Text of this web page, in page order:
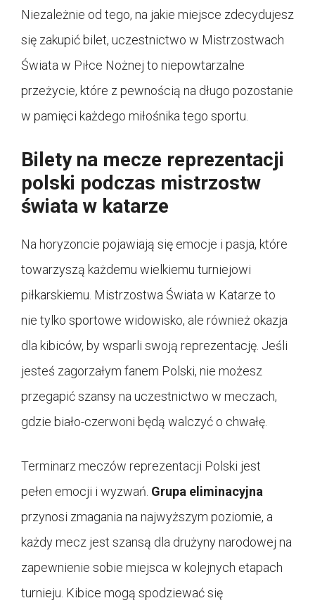
Niezależnie od tego, na jakie miejsce zdecydujesz
się zakupić bilet, uczestnictwo w Mistrzostwach
Świata w Piłce Nożnej to niepowtarzalne
przeżycie, które z pewnością na długo pozostanie
w pamięci każdego miłośnika tego sportu.
Bilety na mecze reprezentacji
polski podczas mistrzostw
świata w katarze
Na horyzoncie pojawiają się emocje i pasja, które
towarzyszą każdemu wielkiemu turniejowi
piłkarskiemu. Mistrzostwa Świata w Katarze to
nie tylko sportowe widowisko, ale również okazja
dla kibiców, by wsparli swoją reprezentację. Jeśli
jesteś zagorzałym fanem Polski, nie możesz
przegapić szansy na uczestnictwo w meczach,
gdzie biało-czerwoni będą walczyć o chwałę.
Terminarz meczów reprezentacji Polski jest
pełen emocji i wyzwań. Grupa eliminacyjna
przynosi zmagania na najwyższym poziomie, a
każdy mecz jest szansą dla drużyny narodowej na
zapewnienie sobie miejsca w kolejnych etapach
turnieju. Kibice mogą spodziewać się